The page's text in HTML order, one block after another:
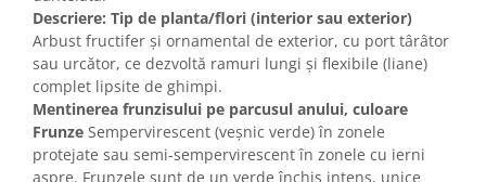
Descriere: Tip de planta/flori (interior sau exterior)
Arbust fructifer și ornamental de exterior, cu port târâtor
sau urcător, ce dezvoltă ramuri lungi și flexibile (liane)
complet lipsite de ghimpi.
Mentinerea frunzisului pe parcusul anului, culoare
Frunze Sempervirescent (veșnic verde) în zonele
protejate sau semi-sempervirescent în zonele cu ierni
aspre. Frunzele sunt de un verde închis intens, unice